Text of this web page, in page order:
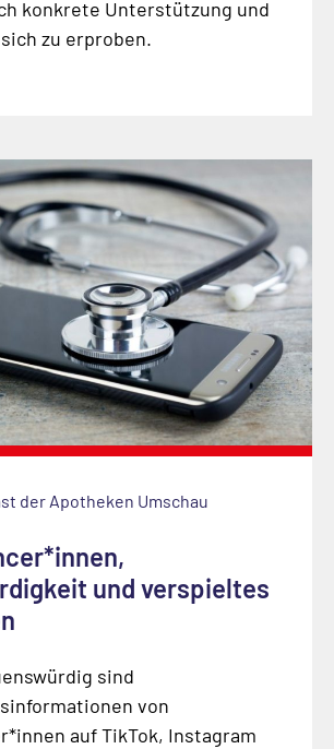
konkrete Unterstützung und
zu erproben.
der Apotheken Umschau
und verspieltes
sind
von
auf TikTok, Instagram